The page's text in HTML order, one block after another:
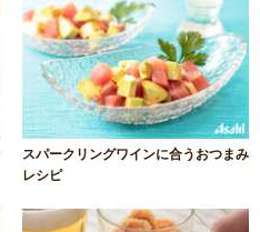
スパークリングワインに合うおつまみ
レシピ